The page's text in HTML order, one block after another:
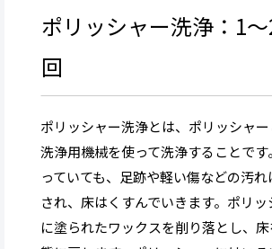
ポリッシャー洗浄：1
回
ポリッシャー洗浄とは、ポリッシャ
洗浄用機械を使って洗浄することで
っていても、足跡や軽い傷などの汚
され、床はくすんでいきます。ポリ
に塗られたワックスを削り落とし、